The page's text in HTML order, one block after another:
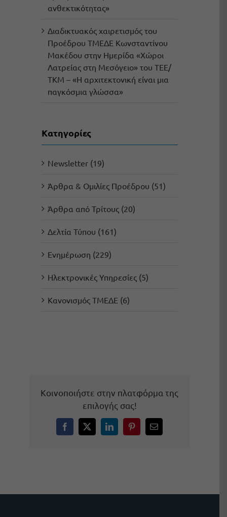
ανθεκτικότητας»
Διαδικτυακός χαιρετισμός του
Προέδρου ΤΜΕΔΕ Κωνσταντίνου
Μακέδου στην Ημερίδα «Χώροι
Λατρείας στη Μεσόγειο» του ΤΕΕ/
ΤΚΜ – «Η αρχιτεκτονική είναι μια
παγκόσμια γλώσσα»
Kατηγορίες
Newsletter (19)
Άρθρα & Ομιλίες Προέδρου (51)
Άρθρα από Τρίτους (20)
Δελτία Τύπου (161)
Ενημέρωση (229)
Ηλεκτρονικές Υπηρεσίες (5)
Κανονισμός ΤΜΕΔΕ (6)
Κοινοποιήστε στην πλατφόρμα της
επιλογής σας!
Facebook
X LinkedInPinterestEmail